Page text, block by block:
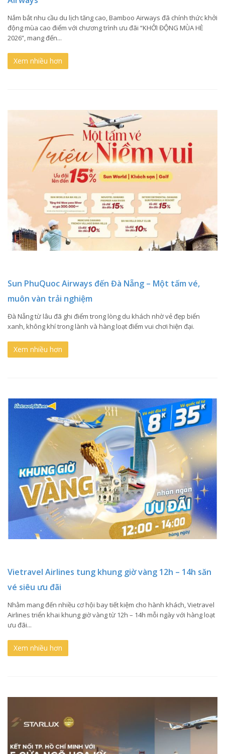
Nắm bắt nhu cầu du lịch tăng cao, Bamboo Airways đã chính thức khởi
động mùa cao điểm với chương trình ưu đãi “KHỞI ĐỘNG MÙA HÈ
2026”, mang đến...
Xem nhiều hơn
Sun PhuQuoc Airways đến Đà Nẵng – Một tấm vé,
muôn vàn trải nghiệm
Đà Nẵng từ lâu đã ghi điểm trong lòng du khách nhờ vẻ đẹp biển
xanh, không khí trong lành và hàng loạt điểm vui chơi hiện đại.
Xem nhiều hơn
Vietravel Airlines tung khung giờ vàng 12h – 14h săn
vé siêu ưu đãi
Nhằm mang đến nhiều cơ hội bay tiết kiệm cho hành khách, Vietravel
Airlines triển khai khung giờ vàng từ 12h – 14h mỗi ngày với hàng loạt
ưu đãi...
Xem nhiều hơn